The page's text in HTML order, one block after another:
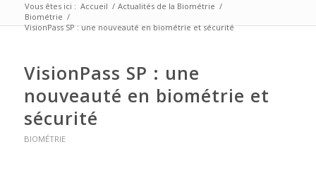
Vous êtes ici : Accueil / Actualités de la Biométrie /
Biométrie /
VisionPass SP : une nouveauté en biométrie et sécurité
VisionPass SP : une
nouveauté en biométrie et
sécurité
BIOMÉTRIE